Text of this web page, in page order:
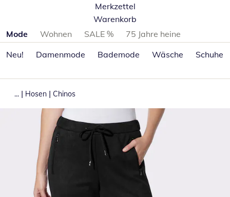
Merkzettel
Warenkorb
Produktkategorien überspringen
Mode Wohnen SALE %
75 Jahre heine
Neu!
Damenmode Bademode Wäsche Schuhe
... | Hosen | Chinos